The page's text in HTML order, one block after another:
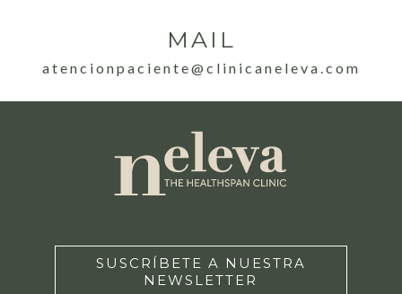
MAIL
atencionpaciente@clinicaneleva.com
SUSCRÍBETE A NUESTRA
NEWSLETTER